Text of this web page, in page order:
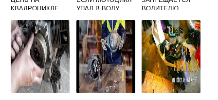
КВАДРОЦИКЛЕ
УПАЛ В ВОДУ
ВОДИТЕЛЮ